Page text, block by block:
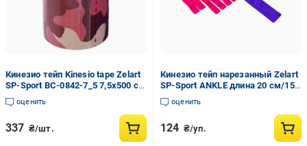
Кинезио тейп Kinesio tape Zelart
SP-Sport BC-0842-7_5 7,5х500 см
(DR004202)
оценить
337 ₴/шт.
Кинезио тейп нарезанный Zelart
SP-Sport ANKLE длина 20 см/15
см/10 см (DR006232)
оценить
124 ₴/уп.